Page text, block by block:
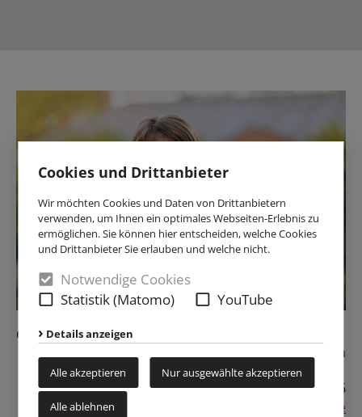
Cookies und Drittanbieter
Wir möchten Cookies und Daten von Drittanbietern
verwenden, um Ihnen ein optimales Webseiten-Erlebnis zu
ermöglichen. Sie können hier entscheiden, welche Cookies
und Drittanbieter Sie erlauben und welche nicht.
Notwendige Cookies
Statistik (Matomo)
YouTube
Details anzeigen
Alle akzeptieren Nur ausgewählte akzeptieren
Alle ablehnen
Claudia Bußmann
Sekretärin
Telefon: 0231 75746
sekretariat@khg-dortmund.de